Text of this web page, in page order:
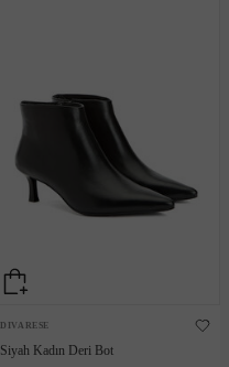
DIVARESE
Siyah Kadın Deri Bot